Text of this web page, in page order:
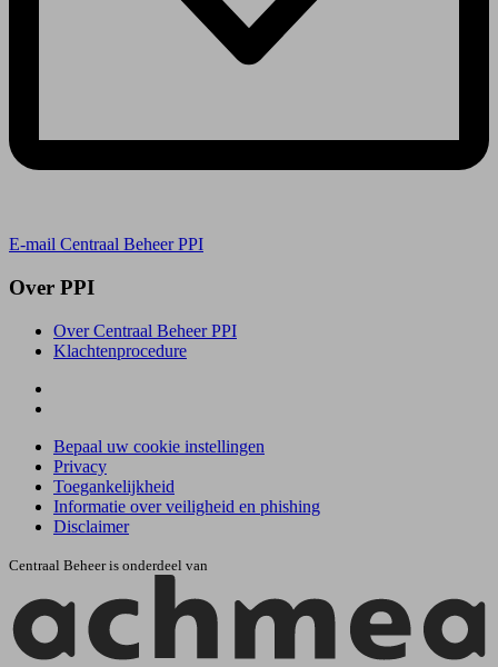
E-mail Centraal Beheer PPI
Over PPI
Over Centraal Beheer PPI
Klachtenprocedure
Bepaal uw cookie instellingen
Privacy
Toegankelijkheid
Informatie over veiligheid en phishing
Disclaimer
Centraal Beheer is onderdeel van